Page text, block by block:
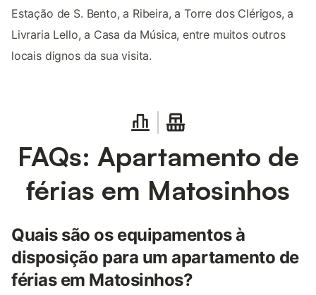
Estação de S. Bento, a Ribeira, a Torre dos Clérigos, a
Livraria Lello, a Casa da Música, entre muitos outros
locais dignos da sua visita.
FAQs: Apartamento de
férias em Matosinhos
Quais são os equipamentos à
disposição para um apartamento de
férias em Matosinhos?